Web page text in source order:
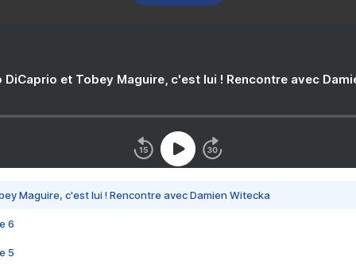
DiCaprio et Tobey Maguire, c'est lui ! Rencontre avec
Maguire, c'est lui ! Rencontre avec Damien Witecka
6
5